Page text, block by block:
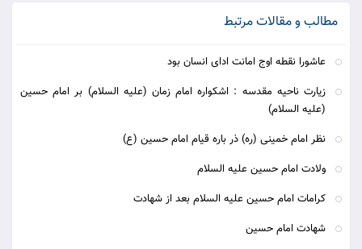
مطالب و مقالات مرتبط
عاشورا نقطه اوج امانت ادای انسان بود
زیارت ناحیه مقدسه : اشکواره امام زمان (علیه السلام) بر امام حسین
(علیه السلام)
نظر امام خمینی (ره) ذر باره قیام امام حسین (ع)
ولادت امام حسین علیه السلام
کرامات امام حسین علیه السلام بعد از شهادت
شهادت امام حسین